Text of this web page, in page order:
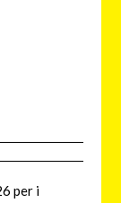
per i